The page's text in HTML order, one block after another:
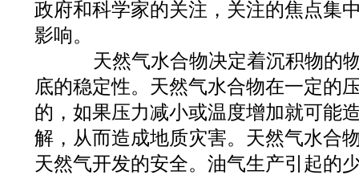
政府和科学家的关注，关注的焦点集
影响。
天然气水合物决定着沉积物的
底的稳定性。天然气水合物在一定的
的，如果压力减小或温度增加就可能
解，从而造成地质灾害。天然气水合
天然气开发的安全。油气生产引起的